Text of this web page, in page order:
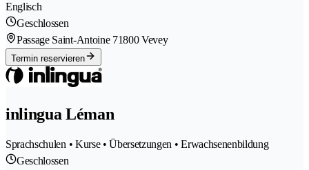
Englisch
Geschlossen
Passage Saint-Antoine 71800 Vevey
Termin reservieren
inlingua Léman
Sprachschulen • Kurse • Übersetzungen • Erwachsenenbildung
Geschlossen